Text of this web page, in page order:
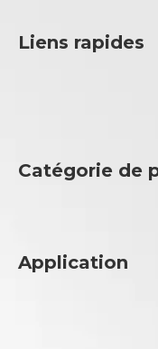
Liens rapides
Catégorie de
Application